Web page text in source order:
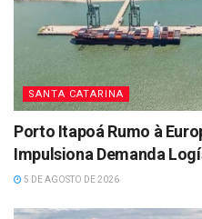
SANTA CATARINA
Porto Itapoá Rumo à
Impulsiona Demanda
5 DE AGOSTO DE 2026